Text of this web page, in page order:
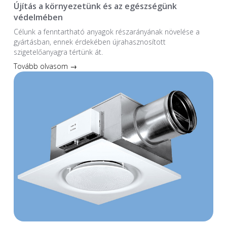
Újítás a környezetünk és az egészségünk
védelmében
Célunk a fenntartható anyagok részarányának növelése a
gyártásban, ennek érdekében újrahasznosított
szigetelőanyagra tértünk át.
Tovább olvasom →